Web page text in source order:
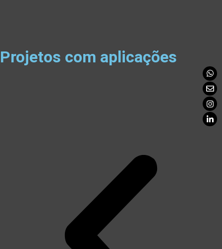
Projetos com aplicações